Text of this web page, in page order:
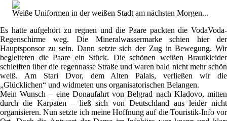
Weiße Uniformen in der weißen Stadt am nächsten Morgen...
Es hatte aufgehört zu regnen und die Paare packten die VodaVoda-
Regenschirme weg. Die Mineralwassermarke schien hier der
Hauptsponsor zu sein. Dann setzte sich der Zug in Bewegung. Wir
begleiteten die Paare ein Stück. Die schönen weißen Brautkleider
schleiften über die regennasse Straße und waren bald nicht mehr schön
weiß. Am Stari Dvor, dem Alten Palais, verließen wir die
„Glücklichen“ und widmeten uns organisatorischen Belangen.
Mein Wunsch – eine Donaufahrt von Belgrad nach Kladovo, mitten
durch die Karpaten – ließ sich von Deutschland aus leider nicht
organisieren. Nun setzte ich meine Hoffnung auf die Touristik-Info vor